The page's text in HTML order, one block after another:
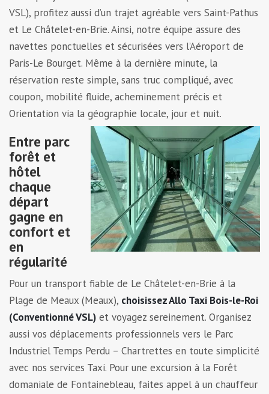
VSL), profitez aussi d’un trajet agréable vers Saint-Pathus
et Le Châtelet-en-Brie. Ainsi, notre équipe assure des
navettes ponctuelles et sécurisées vers l’Aéroport de
Paris-Le Bourget. Même à la dernière minute, la
réservation reste simple, sans truc compliqué, avec
coupon, mobilité fluide, acheminement précis et
Orientation via la géographie locale, jour et nuit.
Entre parc
forêt et
hôtel
chaque
départ
gagne en
confort et
en
régularité
Pour un transport fiable de Le Châtelet-en-Brie à la
Plage de Meaux (Meaux), choisissez Allo Taxi Bois-le-Roi
(Conventionné VSL) et voyagez sereinement. Organisez
aussi vos déplacements professionnels vers le Parc
Industriel Temps Perdu – Chartrettes en toute simplicité
avec nos services Taxi. Pour une excursion à la Forêt
domaniale de Fontainebleau, faites appel à un chauffeur